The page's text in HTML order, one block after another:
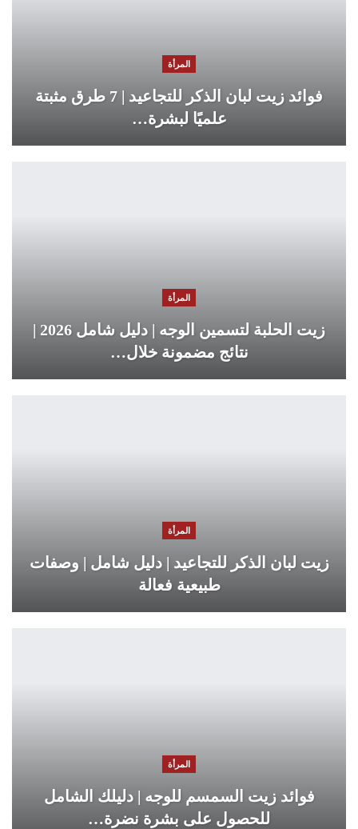
المرأة
فوائد زيت لبان الذكر للتجاعيد | 7 طرق مثبتة
علميًا لبشرة…
المرأة
زيت الحلبة لتسمين الوجه | دليل شامل 2026 |
نتائج مضمونة خلال…
المرأة
زيت لبان الذكر للتجاعيد | دليل شامل | وصفات
طبيعية فعالة
المرأة
فوائد زيت السمسم للوجه | دليلك الشامل
للحصول على بشرة نضرة…